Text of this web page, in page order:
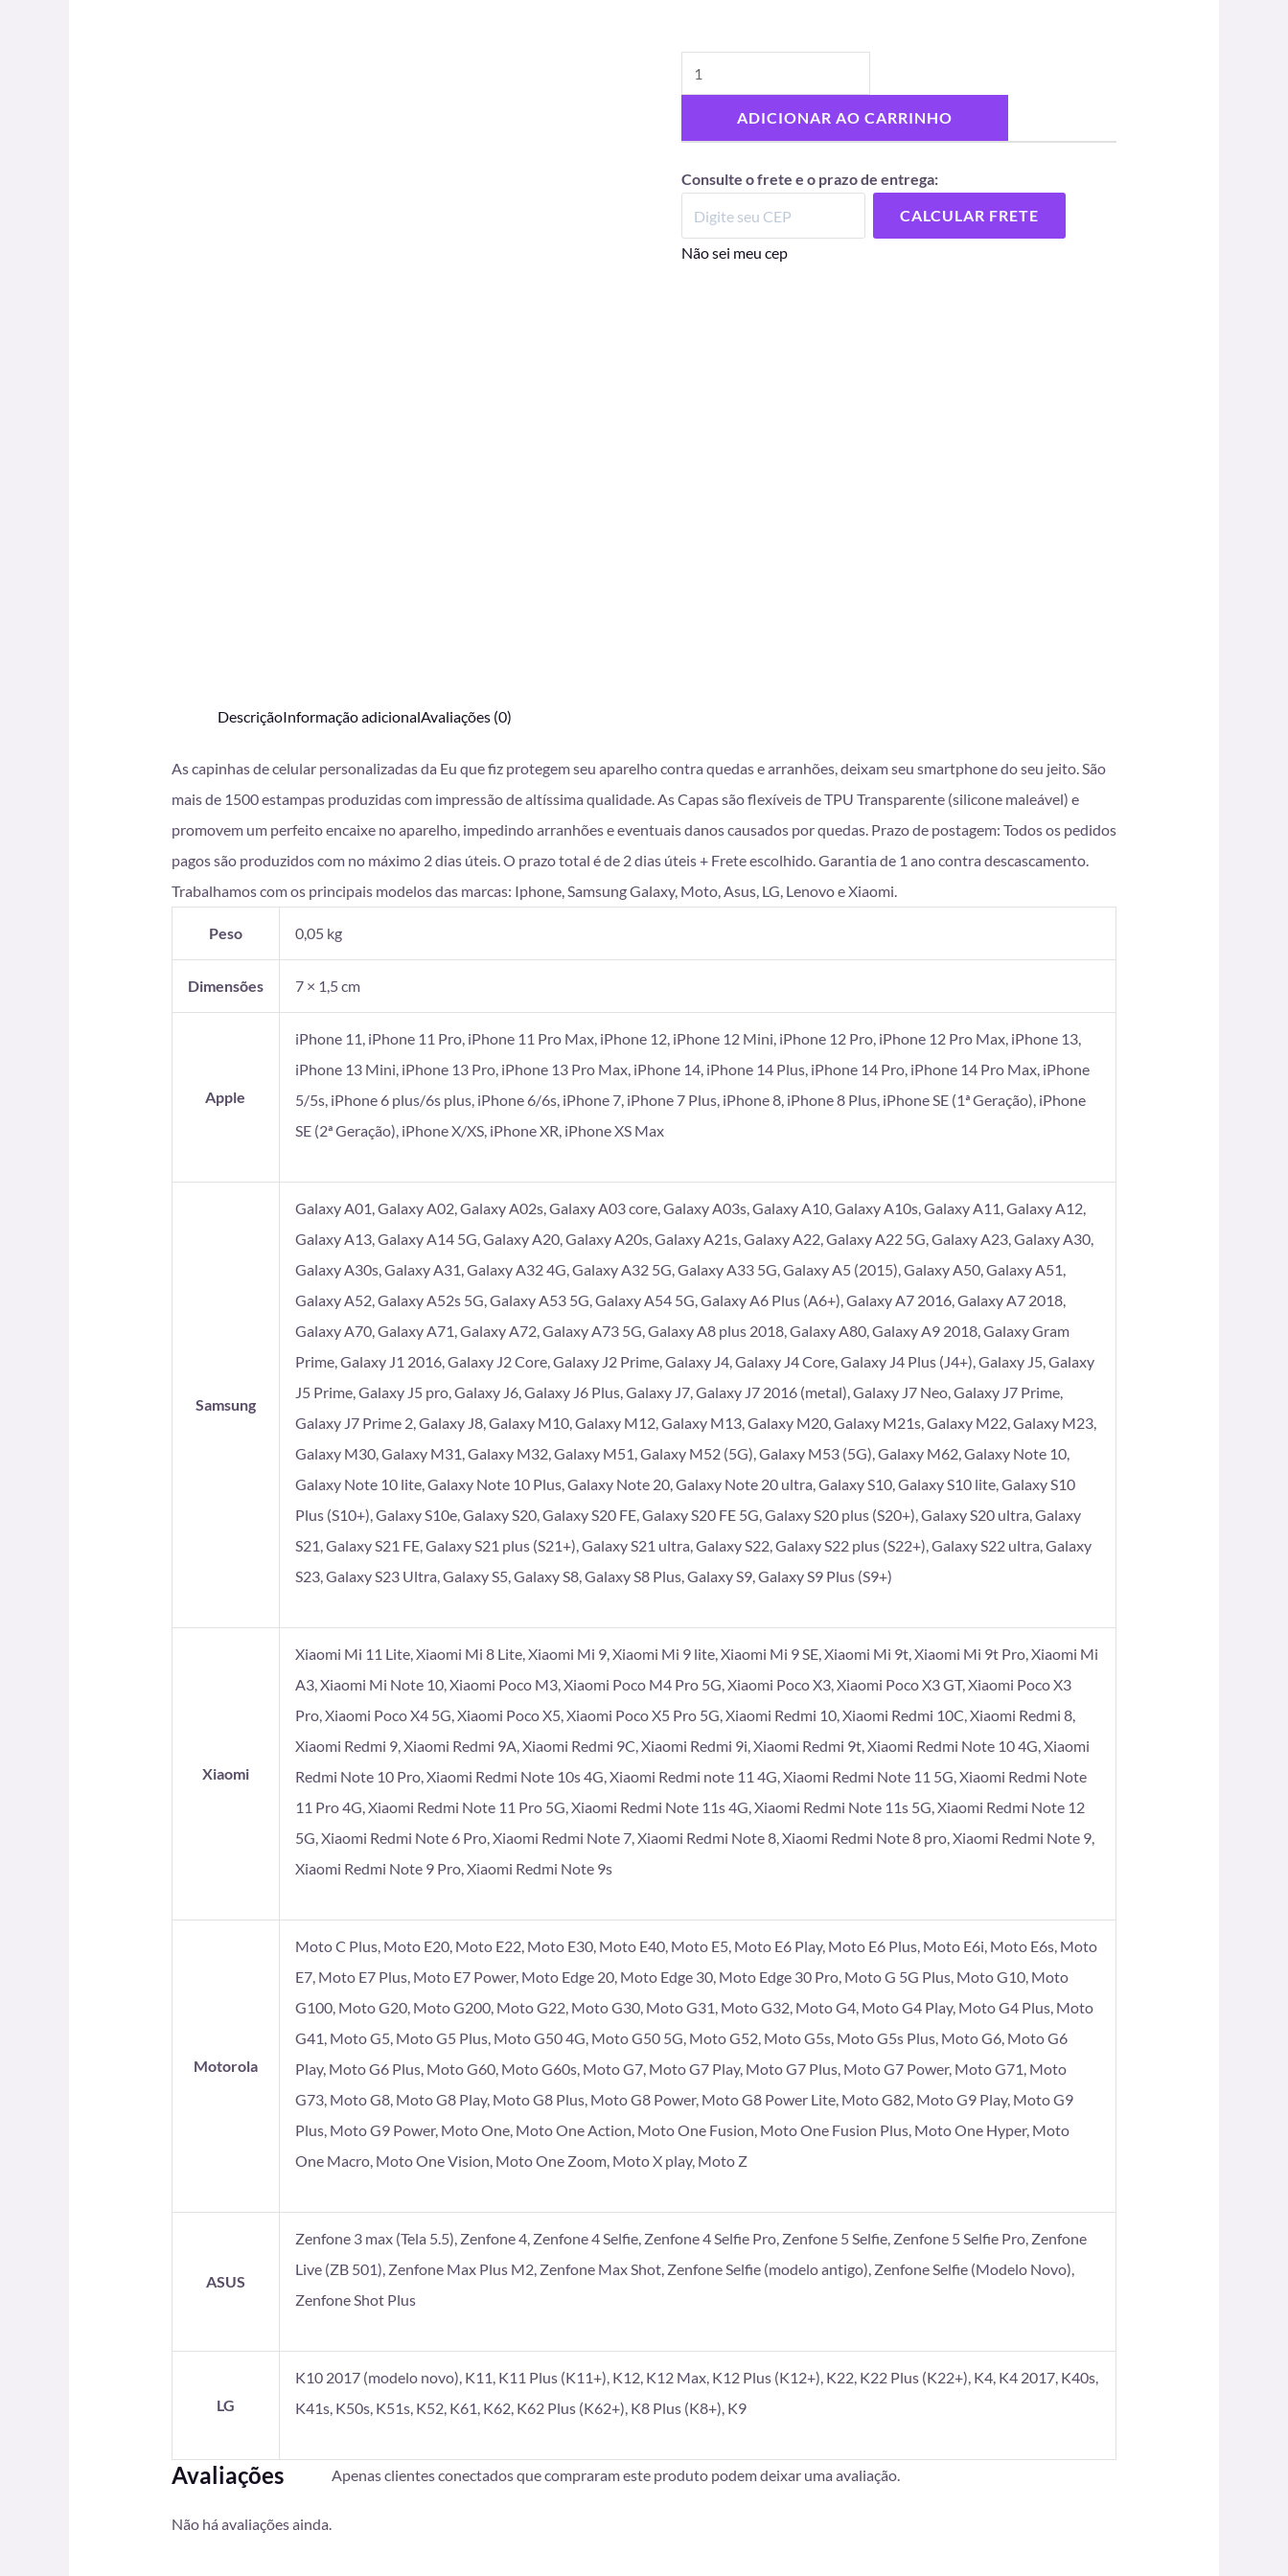
ADICIONAR AO CARRINHO
Consulte o frete e o prazo de entrega:
CALCULAR FRETE
Não sei meu cep
DescriçãoInformação adicionalAvaliações (0)
As capinhas de celular personalizadas da Eu que fiz protegem seu aparelho contra quedas e arranhões, deixam seu smartphone do seu jeito. São
mais de 1500 estampas produzidas com impressão de altíssima qualidade. As Capas são flexíveis de TPU Transparente (silicone maleável) e
promovem um perfeito encaixe no aparelho, impedindo arranhões e eventuais danos causados por quedas. Prazo de postagem: Todos os pedidos
pagos são produzidos com no máximo 2 dias úteis. O prazo total é de 2 dias úteis + Frete escolhido. Garantia de 1 ano contra descascamento.
Trabalhamos com os principais modelos das marcas: Iphone, Samsung Galaxy, Moto, Asus, LG, Lenovo e Xiaomi.
Peso 0,05 kg
Dimensões 7 × 1,5 cm
Apple
iPhone 11, iPhone 11 Pro, iPhone 11 Pro Max, iPhone 12, iPhone 12 Mini, iPhone 12 Pro, iPhone 12 Pro Max, iPhone 13,
iPhone 13 Mini, iPhone 13 Pro, iPhone 13 Pro Max, iPhone 14, iPhone 14 Plus, iPhone 14 Pro, iPhone 14 Pro Max, iPhone
5/5s, iPhone 6 plus/6s plus, iPhone 6/6s, iPhone 7, iPhone 7 Plus, iPhone 8, iPhone 8 Plus, iPhone SE (1ª Geração), iPhone
SE (2ª Geração), iPhone X/XS, iPhone XR, iPhone XS Max
Samsung
Galaxy A01, Galaxy A02, Galaxy A02s, Galaxy A03 core, Galaxy A03s, Galaxy A10, Galaxy A10s, Galaxy A11, Galaxy A12,
Galaxy A13, Galaxy A14 5G, Galaxy A20, Galaxy A20s, Galaxy A21s, Galaxy A22, Galaxy A22 5G, Galaxy A23, Galaxy A30,
Galaxy A30s, Galaxy A31, Galaxy A32 4G, Galaxy A32 5G, Galaxy A33 5G, Galaxy A5 (2015), Galaxy A50, Galaxy A51,
Galaxy A52, Galaxy A52s 5G, Galaxy A53 5G, Galaxy A54 5G, Galaxy A6 Plus (A6+), Galaxy A7 2016, Galaxy A7 2018,
Galaxy A70, Galaxy A71, Galaxy A72, Galaxy A73 5G, Galaxy A8 plus 2018, Galaxy A80, Galaxy A9 2018, Galaxy Gram
Prime, Galaxy J1 2016, Galaxy J2 Core, Galaxy J2 Prime, Galaxy J4, Galaxy J4 Core, Galaxy J4 Plus (J4+), Galaxy J5, Galaxy
J5 Prime, Galaxy J5 pro, Galaxy J6, Galaxy J6 Plus, Galaxy J7, Galaxy J7 2016 (metal), Galaxy J7 Neo, Galaxy J7 Prime,
Galaxy J7 Prime 2, Galaxy J8, Galaxy M10, Galaxy M12, Galaxy M13, Galaxy M20, Galaxy M21s, Galaxy M22, Galaxy M23,
Galaxy M30, Galaxy M31, Galaxy M32, Galaxy M51, Galaxy M52 (5G), Galaxy M53 (5G), Galaxy M62, Galaxy Note 10,
Galaxy Note 10 lite, Galaxy Note 10 Plus, Galaxy Note 20, Galaxy Note 20 ultra, Galaxy S10, Galaxy S10 lite, Galaxy S10
Plus (S10+), Galaxy S10e, Galaxy S20, Galaxy S20 FE, Galaxy S20 FE 5G, Galaxy S20 plus (S20+), Galaxy S20 ultra, Galaxy
S21, Galaxy S21 FE, Galaxy S21 plus (S21+), Galaxy S21 ultra, Galaxy S22, Galaxy S22 plus (S22+), Galaxy S22 ultra, Galaxy
S23, Galaxy S23 Ultra, Galaxy S5, Galaxy S8, Galaxy S8 Plus, Galaxy S9, Galaxy S9 Plus (S9+)
Xiaomi
Xiaomi Mi 11 Lite, Xiaomi Mi 8 Lite, Xiaomi Mi 9, Xiaomi Mi 9 lite, Xiaomi Mi 9 SE, Xiaomi Mi 9t, Xiaomi Mi 9t Pro, Xiaomi Mi
A3, Xiaomi Mi Note 10, Xiaomi Poco M3, Xiaomi Poco M4 Pro 5G, Xiaomi Poco X3, Xiaomi Poco X3 GT, Xiaomi Poco X3
Pro, Xiaomi Poco X4 5G, Xiaomi Poco X5, Xiaomi Poco X5 Pro 5G, Xiaomi Redmi 10, Xiaomi Redmi 10C, Xiaomi Redmi 8,
Xiaomi Redmi 9, Xiaomi Redmi 9A, Xiaomi Redmi 9C, Xiaomi Redmi 9i, Xiaomi Redmi 9t, Xiaomi Redmi Note 10 4G, Xiaomi
Redmi Note 10 Pro, Xiaomi Redmi Note 10s 4G, Xiaomi Redmi note 11 4G, Xiaomi Redmi Note 11 5G, Xiaomi Redmi Note
11 Pro 4G, Xiaomi Redmi Note 11 Pro 5G, Xiaomi Redmi Note 11s 4G, Xiaomi Redmi Note 11s 5G, Xiaomi Redmi Note 12
5G, Xiaomi Redmi Note 6 Pro, Xiaomi Redmi Note 7, Xiaomi Redmi Note 8, Xiaomi Redmi Note 8 pro, Xiaomi Redmi Note 9,
Xiaomi Redmi Note 9 Pro, Xiaomi Redmi Note 9s
Motorola
Moto C Plus, Moto E20, Moto E22, Moto E30, Moto E40, Moto E5, Moto E6 Play, Moto E6 Plus, Moto E6i, Moto E6s, Moto
E7, Moto E7 Plus, Moto E7 Power, Moto Edge 20, Moto Edge 30, Moto Edge 30 Pro, Moto G 5G Plus, Moto G10, Moto
G100, Moto G20, Moto G200, Moto G22, Moto G30, Moto G31, Moto G32, Moto G4, Moto G4 Play, Moto G4 Plus, Moto
G41, Moto G5, Moto G5 Plus, Moto G50 4G, Moto G50 5G, Moto G52, Moto G5s, Moto G5s Plus, Moto G6, Moto G6
Play, Moto G6 Plus, Moto G60, Moto G60s, Moto G7, Moto G7 Play, Moto G7 Plus, Moto G7 Power, Moto G71, Moto
G73, Moto G8, Moto G8 Play, Moto G8 Plus, Moto G8 Power, Moto G8 Power Lite, Moto G82, Moto G9 Play, Moto G9
Plus, Moto G9 Power, Moto One, Moto One Action, Moto One Fusion, Moto One Fusion Plus, Moto One Hyper, Moto
One Macro, Moto One Vision, Moto One Zoom, Moto X play, Moto Z
ASUS
Zenfone 3 max (Tela 5.5), Zenfone 4, Zenfone 4 Selfie, Zenfone 4 Selfie Pro, Zenfone 5 Selfie, Zenfone 5 Selfie Pro, Zenfone
Live (ZB 501), Zenfone Max Plus M2, Zenfone Max Shot, Zenfone Selfie (modelo antigo), Zenfone Selfie (Modelo Novo),
Zenfone Shot Plus
LG
K10 2017 (modelo novo), K11, K11 Plus (K11+), K12, K12 Max, K12 Plus (K12+), K22, K22 Plus (K22+), K4, K4 2017, K40s,
K41s, K50s, K51s, K52, K61, K62, K62 Plus (K62+), K8 Plus (K8+), K9
Avaliações
Não há avaliações ainda.
Apenas clientes conectados que compraram este produto podem deixar uma avaliação.